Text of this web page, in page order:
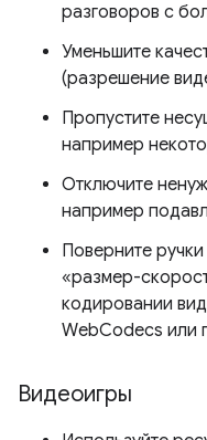
разговоров с
Уменьшите
(разрешение
Пропустите
например
Отключите
например
Поверните
«размер-
кодировании
WebCodecs или
Видеоигры